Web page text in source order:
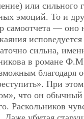
или сильного
эмоций. То и
самоотчета —
сильна,
в романе
При этом
что он
Раскольников